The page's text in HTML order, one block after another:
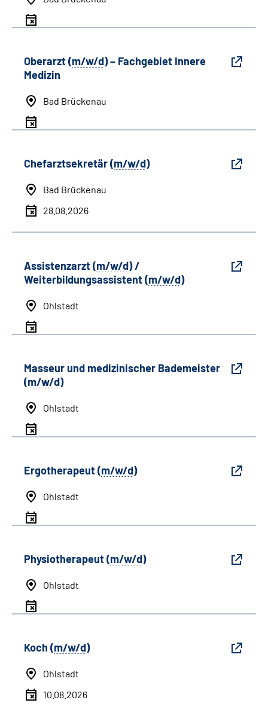
Oberarzt (m/w/d) – Fachgebiet Innere
Medizin
Bad Brückenau
Chefarztsekretär (m/w/d)
Bad Brückenau
28.08.2026
Assistenzarzt (m/w/d) /
Weiterbildungsassistent (m/w/d)
Ohlstadt
Masseur und medizinischer Bademeister
(m/w/d)
Ohlstadt
Ergotherapeut (m/w/d)
Ohlstadt
Physiotherapeut (m/w/d)
Ohlstadt
Koch (m/w/d)
Ohlstadt
10.08.2026